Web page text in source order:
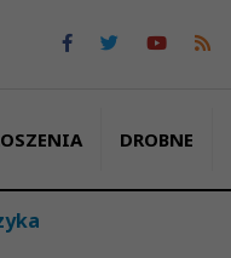
DROBNE